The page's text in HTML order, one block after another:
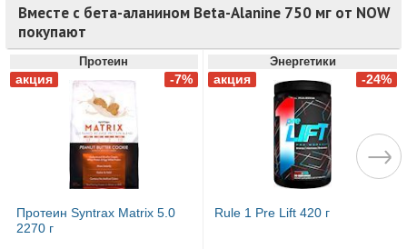
Вместе с бета-аланином Beta-Alanine 750 мг от NOW
покупают
Протеин
Протеин Syntrax Matrix 5.0
2270 г
Энергетики
Rule 1 Pre Lift 420 г